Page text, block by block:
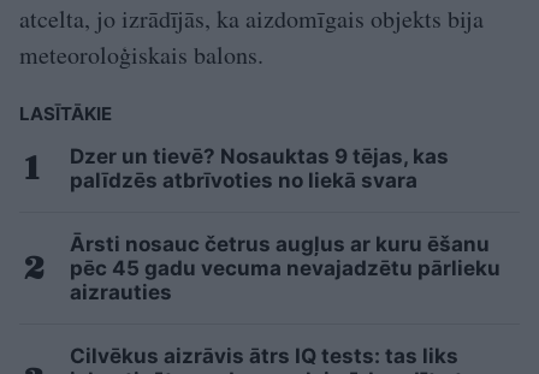
atcelta, jo izrādījās, ka aizdomīgais objekts bija
meteoroloģiskais balons.
LASĪTĀKIE
Dzer un tievē? Nosauktas 9 tējas, kas
palīdzēs atbrīvoties no liekā svara
Ārsti nosauc četrus augļus ar kuru ēšanu
pēc 45 gadu vecuma nevajadzētu pārlieku
aizrauties
Cilvēkus aizrāvis ātrs IQ tests: tas liks